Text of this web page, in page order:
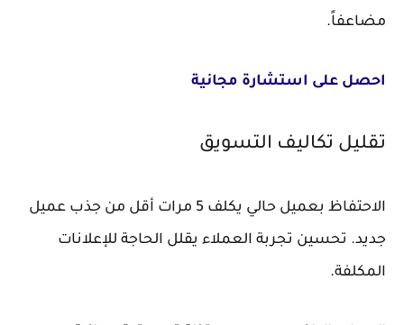
مضاعفاً.
احصل على استشارة مجانية
تقليل تكاليف التسويق
الاحتفاظ بعميل حالي يكلف 5 مرات أقل من جذب عميل
جديد. تحسين تجربة العملاء يقلل الحاجة للإعلانات
المكلفة.